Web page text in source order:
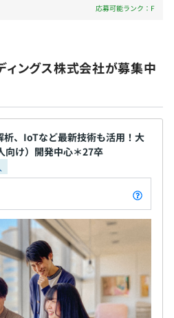
】
守りIoT、ドローンによる農業
AmiVoiceなど）や独自開発
アプリおよびエンジンの開発
活用した大規模ユーザ利用の
業務システム開発
使った大規模なSPA（single
ンドシステムの研究開発
組
厚生年金加入・雇用保険・労災
応募可能ランク：F
ィングス株式会社が募集中
、IoTなど最新技術も活用！大
向け）開発中心＊27卒